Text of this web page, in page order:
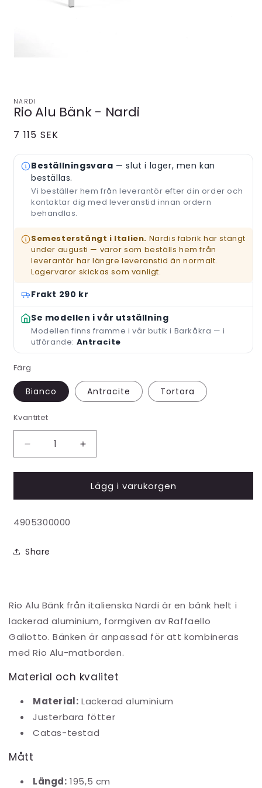
mediet
1
i
NARDI
Rio Alu Bänk - Nardi
Ordinarie
7 115 SEK
Beställningsvara — slut i lager, men kan
beställas.
Vi beställer hem från leverantör efter din order och
kontaktar dig med leveranstid innan ordern
behandlas.
Semesterstängt i Italien. Nardis fabrik har stängt
under augusti — varor som beställs hem från
leverantör har längre leveranstid än normalt.
Lagervaror skickas som vanligt.
Frakt 290 kr
Se modellen i vår utställning
Modellen finns framme i vår butik i Barkåkra — i
utförande: Antracite
Färg
Bianco Antracite Tortora
Kvantitet
Minska
kvantitet
för
Alu
-
Öka
kvantitet
för
Rio
Alu
Lägg i varukorgen
Lagerhållningsenhet:
4905300000
Share
Rio Alu Bänk från italienska Nardi är en bänk helt i
lackerad aluminium, formgiven av Raffaello
Galiotto. Bänken är anpassad för att kombineras
med Rio Alu-matborden.
Material och kvalitet
Material: Lackerad aluminium
Justerbara fötter
Catas-testad
Mått
Längd: 195,5 cm